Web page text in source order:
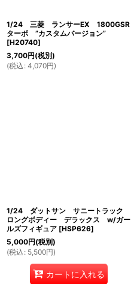
1/24 三菱 ランサーEX 1800GSR
ターボ ”カスタムバージョン”
[H20740]
3,700円(税別)
(税込 : 4,070円)
1/24 ダットサン サニートラック
ロングボディー デラックス w/ガー
ルズフィギュア [HSP626]
5,000円(税別)
(税込 : 5,500円)
カートに入れる